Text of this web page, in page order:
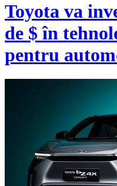
Toyota va
de $ în
pentru